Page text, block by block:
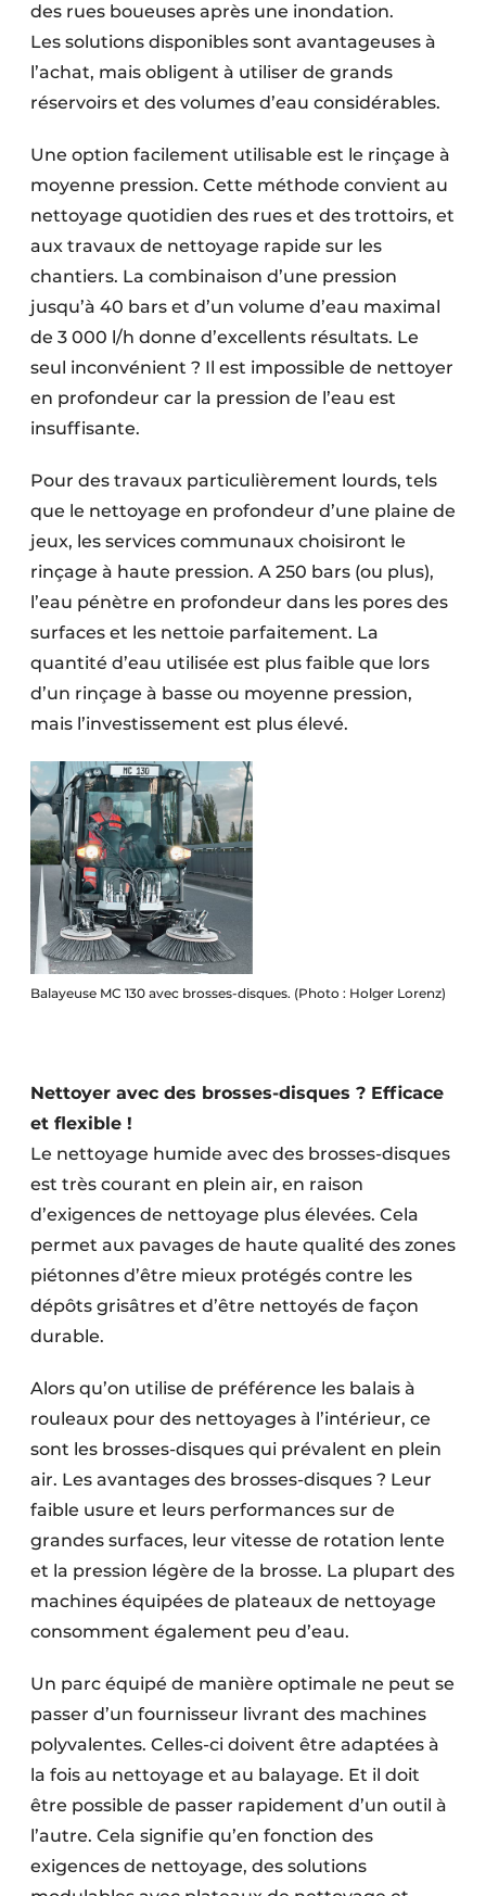
des rues boueuses après une inondation.
Les solutions disponibles sont avantageuses à
l’achat, mais obligent à utiliser de grands
réservoirs et des volumes d’eau considérables.
Une option facilement utilisable est le rinçage à
moyenne pression. Cette méthode convient au
nettoyage quotidien des rues et des trottoirs, et
aux travaux de nettoyage rapide sur les
chantiers. La combinaison d’une pression
jusqu’à 40 bars et d’un volume d’eau maximal
de 3 000 l/h donne d’excellents résultats. Le
seul inconvénient ? Il est impossible de nettoyer
en profondeur car la pression de l’eau est
insuffisante.
Pour des travaux particulièrement lourds, tels
que le nettoyage en profondeur d’une plaine de
jeux, les services communaux choisiront le
rinçage à haute pression. A 250 bars (ou plus),
l’eau pénètre en profondeur dans les pores des
surfaces et les nettoie parfaitement. La
quantité d’eau utilisée est plus faible que lors
d’un rinçage à basse ou moyenne pression,
mais l’investissement est plus élevé.
Balayeuse MC 130 avec brosses-disques. (Photo : Holger Lorenz)
Nettoyer avec des brosses-disques ? Efficace
et flexible !
Le nettoyage humide avec des brosses-disques
est très courant en plein air, en raison
d’exigences de nettoyage plus élevées. Cela
permet aux pavages de haute qualité des zones
piétonnes d’être mieux protégés contre les
dépôts grisâtres et d’être nettoyés de façon
durable.
Alors qu’on utilise de préférence les balais à
rouleaux pour des nettoyages à l’intérieur, ce
sont les brosses-disques qui prévalent en plein
air. Les avantages des brosses-disques ? Leur
faible usure et leurs performances sur de
grandes surfaces, leur vitesse de rotation lente
et la pression légère de la brosse. La plupart des
machines équipées de plateaux de nettoyage
consomment également peu d’eau.
Un parc équipé de manière optimale ne peut se
passer d’un fournisseur livrant des machines
polyvalentes. Celles-ci doivent être adaptées à
la fois au nettoyage et au balayage. Et il doit
être possible de passer rapidement d’un outil à
l’autre. Cela signifie qu’en fonction des
exigences de nettoyage, des solutions